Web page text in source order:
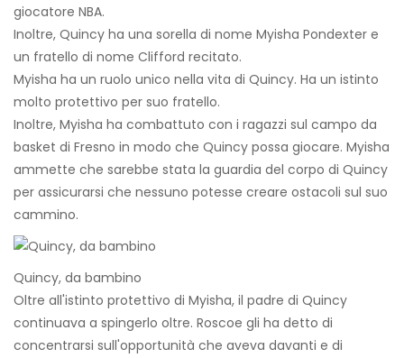
giocatore NBA.
Inoltre, Quincy ha una sorella di nome Myisha Pondexter e
un fratello di nome Clifford recitato.
Myisha ha un ruolo unico nella vita di Quincy. Ha un istinto
molto protettivo per suo fratello.
Inoltre, Myisha ha combattuto con i ragazzi sul campo da
basket di Fresno in modo che Quincy possa giocare. Myisha
ammette che sarebbe stata la guardia del corpo di Quincy
per assicurarsi che nessuno potesse creare ostacoli sul suo
cammino.
Quincy, da bambino
Oltre all'istinto protettivo di Myisha, il padre di Quincy
continuava a spingerlo oltre. Roscoe gli ha detto di
concentrarsi sull'opportunità che aveva davanti e di